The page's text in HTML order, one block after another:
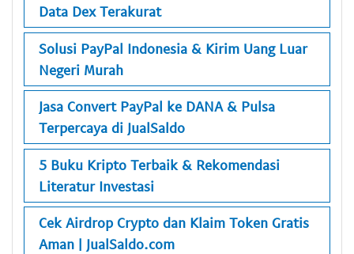
Data Dex Terakurat
Solusi PayPal Indonesia & Kirim Uang Luar
Negeri Murah
Jasa Convert PayPal ke DANA & Pulsa
Terpercaya di JualSaldo
5 Buku Kripto Terbaik & Rekomendasi
Literatur Investasi
Cek Airdrop Crypto dan Klaim Token Gratis
Aman | JualSaldo.com